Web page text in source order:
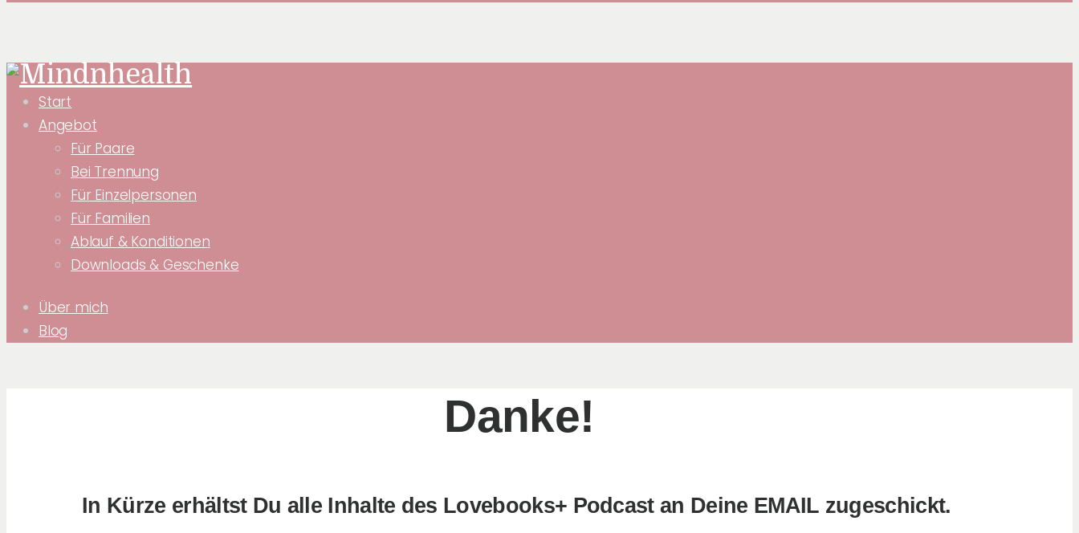
Start
Angebot
Für Paare
Bei Trennung
Für Einzelpersonen
Für Familien
Ablauf & Konditionen
Downloads & Geschenke
Über mich
Blog
Danke!
In Kürze erhältst Du alle Inhalte des Lovebooks+ Podcast an Deine EMAIL zugeschickt.